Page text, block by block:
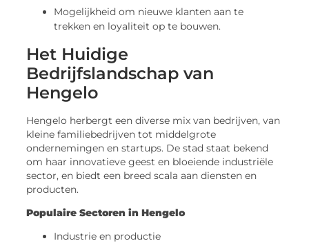
Mogelijkheid om nieuwe klanten aan te
trekken en loyaliteit op te bouwen.
Het Huidige
Bedrijfslandschap van
Hengelo
Hengelo herbergt een diverse mix van bedrijven, van
kleine familiebedrijven tot middelgrote
ondernemingen en startups. De stad staat bekend
om haar innovatieve geest en bloeiende industriële
sector, en biedt een breed scala aan diensten en
producten.
Populaire Sectoren in Hengelo
Industrie en productie